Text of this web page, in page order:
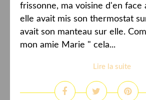
frissonne, ma voisine d'en face
elle avait mis son thermostat
avait son manteau sur elle.
mon amie Marie " cela...
Lire la suite